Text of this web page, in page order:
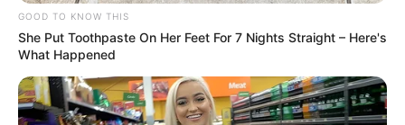
GOOD TO KNOW THIS
She Put Toothpaste On Her Feet For 7 Nights Straight – Here's
What Happened